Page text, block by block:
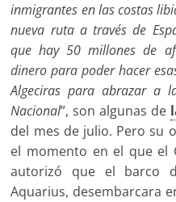
inmigrantes en las costas
nueva ruta a través de
que hay 50 millones de
dinero para poder hacer
Algeciras para abrazar a
Nacional”, son algunas de
del mes de julio. Pero su
el momento en el que el
autorizó que el barco
Aquarius, desembarcara